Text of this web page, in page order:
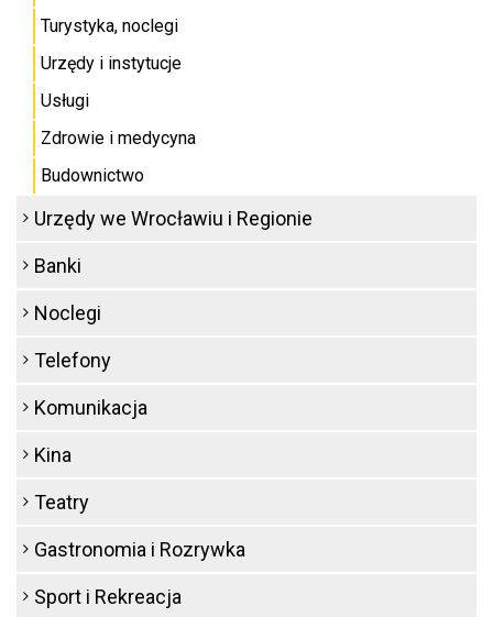
Turystyka, noclegi
Urzędy i instytucje
Usługi
Zdrowie i medycyna
Budownictwo
Urzędy we Wrocławiu i Regionie
Banki
Noclegi
Telefony
Komunikacja
Kina
Teatry
Gastronomia i Rozrywka
Sport i Rekreacja